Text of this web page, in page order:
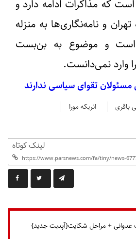
که مذاکرات ادامه دارد و
و نامه‌نگاری‌ها به منزله
است و موضوع به بن‌بست
وارد نمی‌دانست.​
تقوای سیاسی ندارند
باقری
انریکه مورا
لینک کوتاه
+ مراحل شکایت{آپدیت جدید}